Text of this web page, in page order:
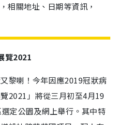
相關地址、日期等資訊，
覽2021
黎喇！今年因應2019冠狀病
2021」將從三月初至4月19
定公園及網上舉行。其中特